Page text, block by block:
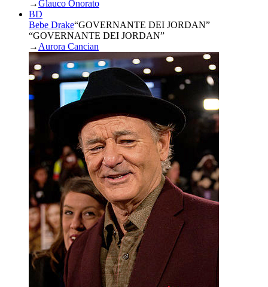
→Glauco Onorato
BD
Bebe Drake“GOVERNANTE DEI JORDAN”
“GOVERNANTE DEI JORDAN”
→ Aurora Cancian